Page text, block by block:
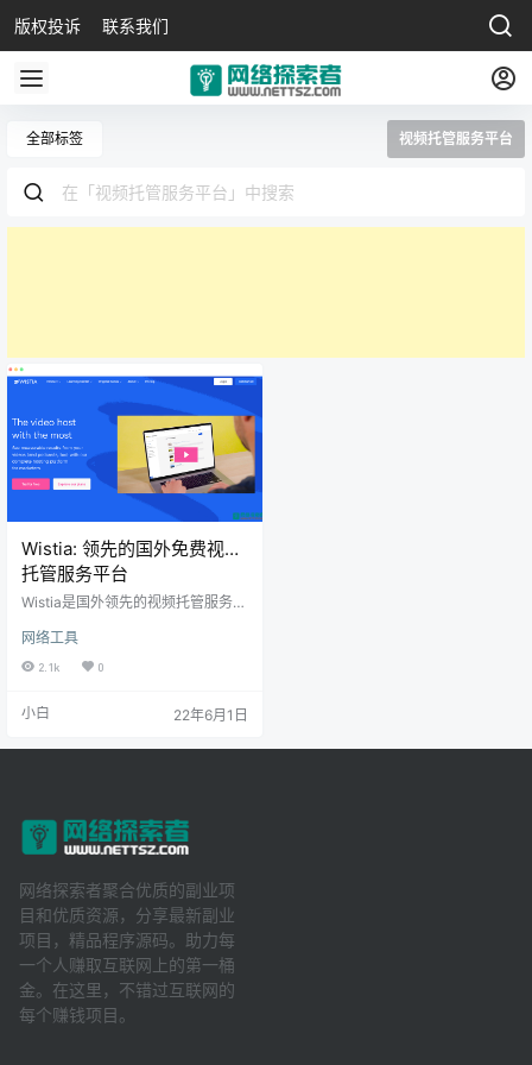
版权投诉 联系我们
全部标签 视频托管服务平台
Wistia: 领先的国外免费视频
托管服务平台
Wistia是国外领先的视频托管服务平
速，视频营销数据分析等工具，可
以帮助你更好的托管分发网站的视
网络工具
2.1k 0
小白 22年6月1日
网络探索者聚合优质的副业项
目和优质资源，分享最新副业
项目，精品程序源码。助力每
一个人赚取互联网上的第一桶
金。在这里，不错过互联网的
每个赚钱项目。